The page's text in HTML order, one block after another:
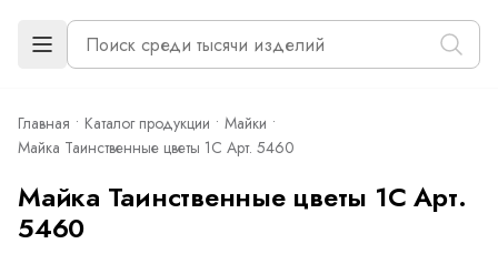
Главная Каталог продукции
Майки
Майка Таинственные цветы 1С Арт. 5460
Майка Таинственные цветы 1С Арт.
5460